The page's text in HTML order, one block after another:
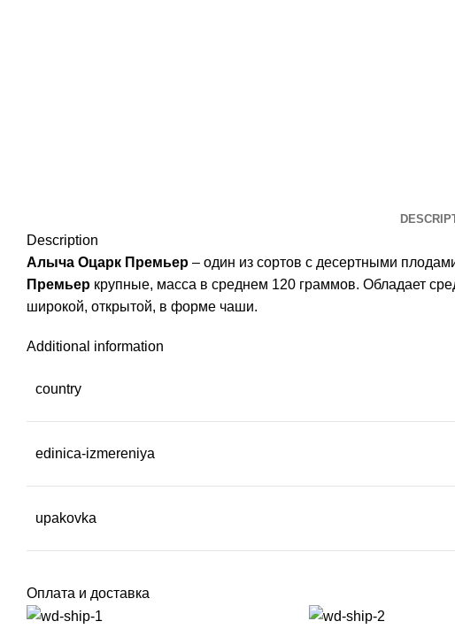
Description
Алыча Оцарк Премьер – один из сортов с десертными
Премьер крупные, масса в среднем 120 граммов. Обладает
широкой, открытой, в форме чаши.
Additional information
country
edinica-izmereniya
upakovka
Оплата и доставка